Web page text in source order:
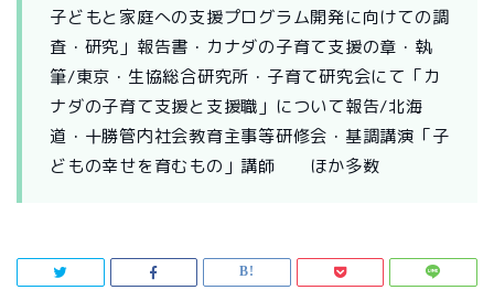
子どもと家庭への支援プログラム開発に向けての調
査・研究」報告書・カナダの子育て支援の章・執
筆/東京・生協総合研究所・子育て研究会にて「カ
ナダの子育て支援と支援職」について報告/北海
道・十勝管内社会教育主事等研修会・基調講演「子
どもの幸せを育むもの」講師 ほか多数